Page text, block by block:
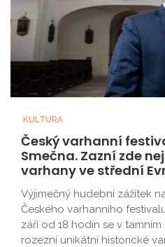
KULTURA
Český varhanní
Smečna. Zazní zde
varhany ve střední
Výjimečný hudební zážitek
Českého varhanního
září od 18 hodin se v
rozezní unikátní historické